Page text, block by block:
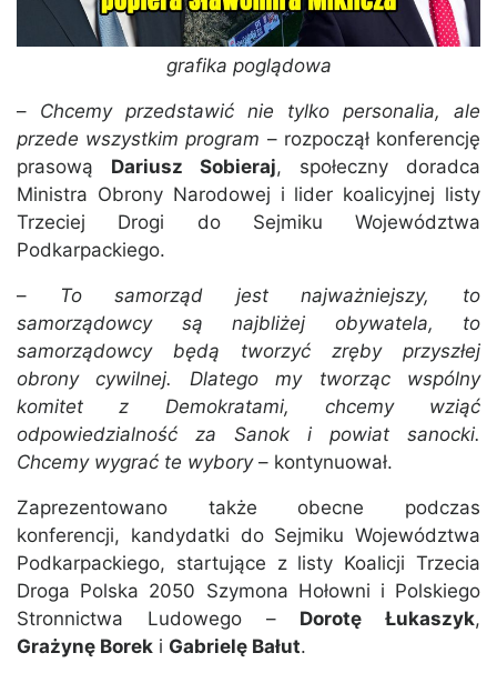
grafika poglądowa
– Chcemy przedstawić nie tylko personalia, ale
przede wszystkim program – rozpoczął konferencję
prasową Dariusz Sobieraj, społeczny doradca
Ministra Obrony Narodowej i lider koalicyjnej listy
Trzeciej Drogi do Sejmiku Województwa
Podkarpackiego.
–
To samorząd jest najważniejszy, to
samorządowcy są najbliżej obywatela, to
samorządowcy będą tworzyć zręby przyszłej
obrony cywilnej. Dlatego my tworząc wspólny
komitet z Demokratami, chcemy wziąć
odpowiedzialność za Sanok i powiat sanocki.
Chcemy wygrać te wybory – kontynuował.
Zaprezentowano także obecne podczas
konferencji, kandydatki do Sejmiku Województwa
Podkarpackiego, startujące z listy Koalicji Trzecia
Droga Polska 2050 Szymona Hołowni i Polskiego
Stronnictwa Ludowego – Dorotę Łukaszyk,
Grażynę Borek i Gabrielę Bałut.